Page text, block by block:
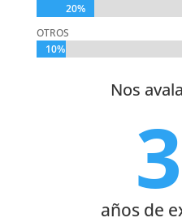
20%
20%
OTROS
10%
10%
Nos
años de